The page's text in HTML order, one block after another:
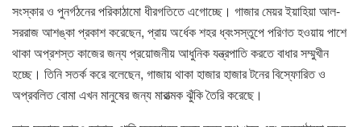
সংস্কার ও পুনর্গঠনের পরিকাঠামো ধীরগতিতে এগোচ্ছে। গাজার মেয়র ইয়াহিয়া আল-
সররাজ আশঙ্কা প্রকাশ করেছেন, প্রায় অর্ধেক শহর ধ্বংসস্তুপে পরিণত হওয়ায় পাশে
থাকা অপ্রশস্ত কাজের জন্য প্রয়োজনীয় আধুনিক যন্ত্রপাতি করতে বাধার সম্মুখীন
হচ্ছে। তিনি সতর্ক করে বলেছেন, গাজায় থাকা হাজার হাজার টনের বিস্ফোরিত ও
অপ্রবলিত বোমা এখন মানুষের জন্য মারাত্মক ঝুঁকি তৈরি করেছে।